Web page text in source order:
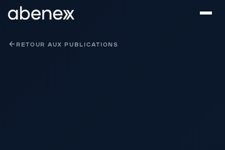
RETOUR AUX PUBLICATIONS
Panneau de gestion des cookies